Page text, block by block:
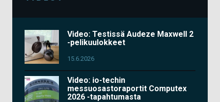
Video: Testissä Audeze Maxwell 2
-pelikuulokkeet
15.6.2026
Video: io-techin
messuosastoraportit Computex
2026 -tapahtumasta